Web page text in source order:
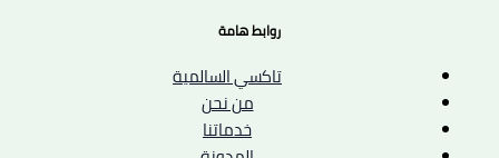
روابط هامة
تاكسي السالمية
من نحن
خدماتنا